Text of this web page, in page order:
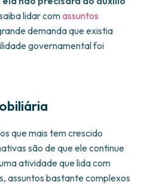
lidar comassuntos
demanda que existia
governamental foi
que mais tem crescido
são de que ele continue
atividade que lida com
assuntos bastante complexos